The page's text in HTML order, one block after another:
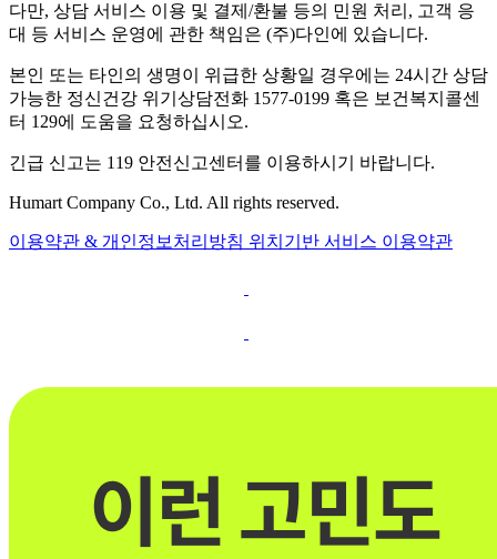
다만, 상담 서비스 이용 및 결제/환불 등의 민원 처리, 고객 응
대 등 서비스 운영에 관한 책임은 (주)다인에 있습니다.
본인 또는 타인의 생명이 위급한 상황일 경우에는 24시간 상담
가능한 정신건강 위기상담전화 1577-0199 혹은 보건복지콜센
터 129에 도움을 요청하십시오.
긴급 신고는 119 안전신고센터를 이용하시기 바랍니다.
Humart Company Co., Ltd. All rights reserved.
이용약관 & 개인정보처리방침 위치기반 서비스 이용약관